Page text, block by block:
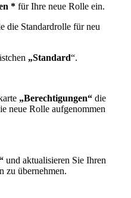
* für Ihre neue Rolle ein.
die Standardrolle für neu
„Standard“.
„Berechtigungen“ die
neue Rolle aufgenommen
und aktualisieren Sie Ihren
zu übernehmen.